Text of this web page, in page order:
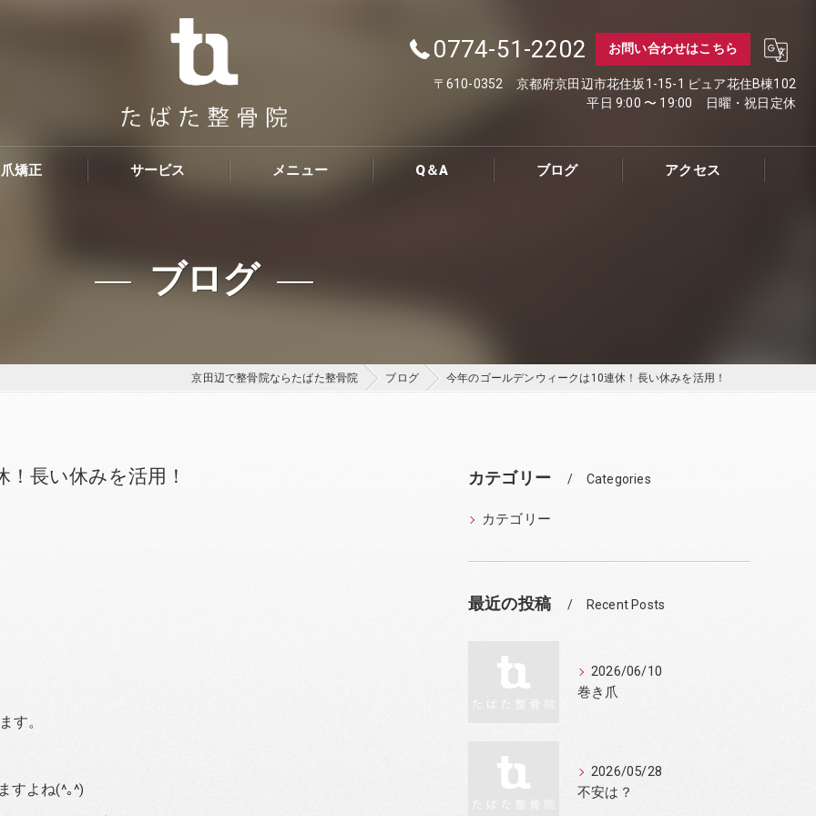
0774-51-2202 お問い合わせはこちら
〒610-0352 京都府京田辺市花住坂1-15-1 ピュア花住B棟102
平日 9:00 〜 19:00 日曜・祝日定休
矯正 サービス メニュー Q＆A ブログ アクセス
ブログ
京田辺で整骨院ならたばた整骨院 ブログ 今年のゴールデンウィークは10連休！長い休みを活用！
長い休みを活用！
す。
すよね(^｡^)
カテゴリー Categories
カテゴリー
最近の投稿 Recent Posts
2026/06/10
巻き爪
2026/05/28
不安は？